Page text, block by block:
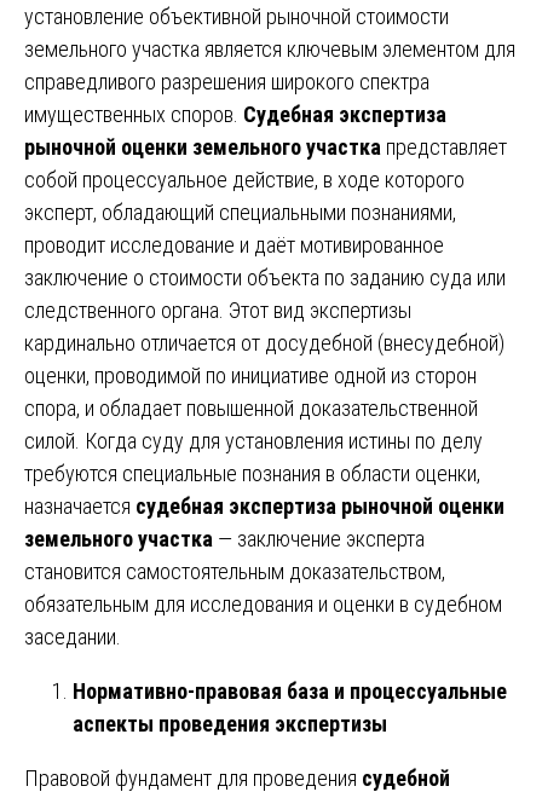
установление объективной рыночной стоимости
земельного участка является ключевым элементом для
справедливого разрешения широкого спектра
имущественных споров. Судебная экспертиза
рыночной оценки земельного участка представляет
собой процессуальное действие, в ходе которого
эксперт, обладающий специальными познаниями,
проводит исследование и даёт мотивированное
заключение о стоимости объекта по заданию суда или
следственного органа. Этот вид экспертизы
кардинально отличается от досудебной (внесудебной)
оценки, проводимой по инициативе одной из сторон
спора, и обладает повышенной доказательственной
силой. Когда суду для установления истины по делу
требуются специальные познания в области оценки,
назначается судебная экспертиза рыночной оценки
земельного участка — заключение эксперта
становится самостоятельным доказательством,
обязательным для исследования и оценки в судебном
заседании.
Нормативно-правовая база и процессуальные
аспекты проведения экспертизы
Правовой фундамент для проведения судебной